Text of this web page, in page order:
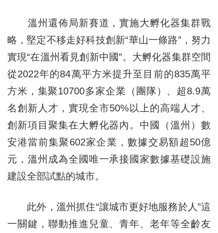
溫州還佈局新賽道，實施大孵化器集群戰
略，堅定不移走好科技創新“華山一條路”，努力
實現“在溫州看見創新中國”。大孵化器集群空間
從2022年的84萬平方米提升至目前的835萬平
方米，集聚10700多家企業（團隊）、超8.9萬
名創新人才，實現全市50%以上的高端人才、
創新項目聚集在大孵化器內。中國（溫州）數
安港當前集聚602家企業，數據交易額超50億
元，溫州成為全國唯一承接國家數據基礎設施
建設全部試點的城市。
此外，溫州抓住“讓城市更好地服務於人”這
一關鍵，聯動推進兒童、青年、老年等全齡友